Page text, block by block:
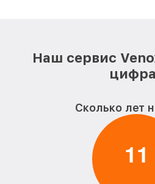
Наш сервис
Сколько лет
11